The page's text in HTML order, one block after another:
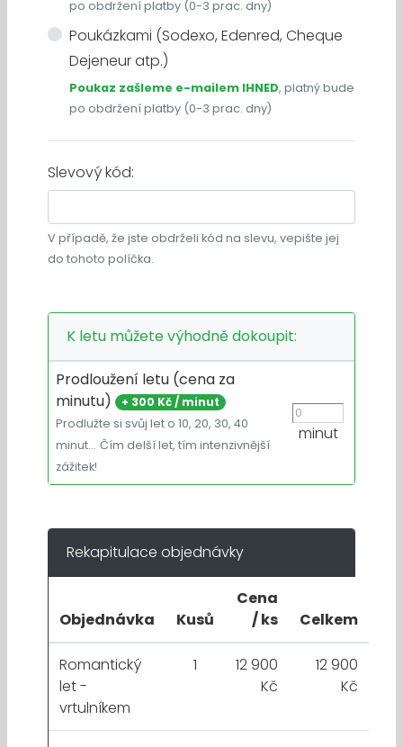
po obdržení platby (0-3 prac. dny)
Poukázkami (Sodexo, Edenred, Cheque
Dejeneur atp.)
Poukaz zašleme e-mailem IHNED, platný bude
po obdržení platby (0-3 prac. dny)
Slevový kód:
V případě, že jste obdrželi kód na slevu, vepište jej
do tohoto políčka.
K letu můžete výhodně dokoupit:
Prodloužení letu (cena za
minutu)
+ 300 Kč / minut
Prodlužte si svůj let o 10, 20, 30, 40
minut… Čím delší let, tím intenzivnější
zážitek!
minut
Rekapitulace objednávky
Objednávka Kusů
Cena
/ ks
Celkem
Romantický
let -
vrtulníkem
1
12 900
Kč
12 900
Kč